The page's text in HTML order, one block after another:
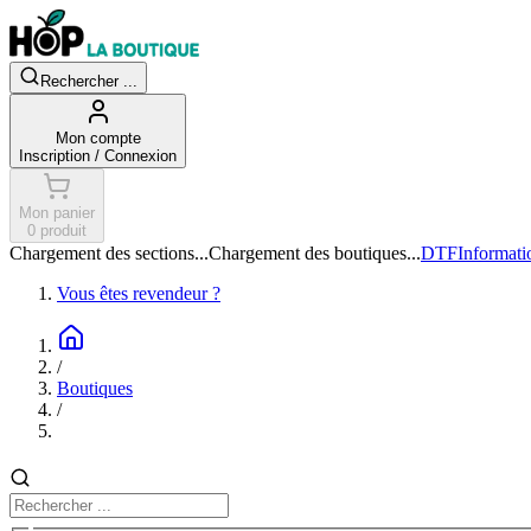
Rechercher ...
Mon compte
Inscription / Connexion
Mon panier
0 produit
Chargement des sections...Chargement des boutiques...DTF
Vous êtes revendeur ?
/
Boutiques
/